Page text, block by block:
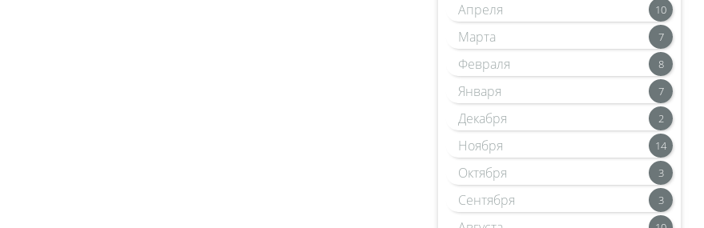
Апреля 10
Марта 7
Февраля 8
Января 7
Декабря 2
Ноября 14
Октября 3
Сентября 3